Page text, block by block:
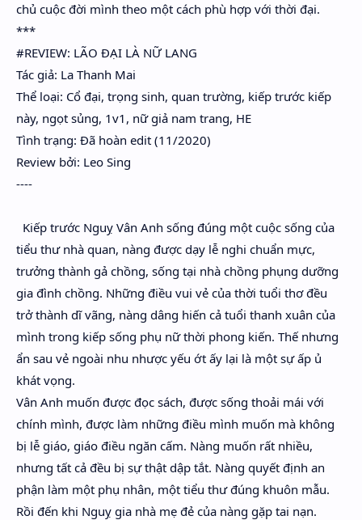
chủ cuộc đời mình theo một cách phù hợp với thời đại.
***
#REVIEW: LÃO ĐẠI LÀ NỮ LANG
Tác giả: La Thanh Mai
Thể loại: Cổ đại, trọng sinh, quan trường, kiếp trước kiếp
này, ngọt sủng, 1v1, nữ giả nam trang, HE
Tình trạng: Đã hoàn edit (11/2020)
Review bởi: Leo Sing
----
Kiếp trước Nguỵ Vân Anh sống đúng một cuộc sống của
tiểu thư nhà quan, nàng được dạy lễ nghi chuẩn mực,
trưởng thành gả chồng, sống tại nhà chồng phụng dưỡng
gia đình chồng. Những điều vui vẻ của thời tuổi thơ đều
trở thành dĩ vãng, nàng dâng hiến cả tuổi thanh xuân của
mình trong kiếp sống phụ nữ thời phong kiến. Thế nhưng
ẩn sau vẻ ngoài nhu nhược yếu ớt ấy lại là một sự ấp ủ
khát vọng.
Vân Anh muốn được đọc sách, được sống thoải mái với
chính mình, được làm những điều mình muốn mà không
bị lễ giáo, giáo điều ngăn cấm. Nàng muốn rất nhiều,
nhưng tất cả đều bị sự thật dập tắt. Nàng quyết định an
phận làm một phụ nhân, một tiểu thư đúng khuôn mẫu.
Rồi đến khi Nguỵ gia nhà mẹ đẻ của nàng gặp tai nạn.